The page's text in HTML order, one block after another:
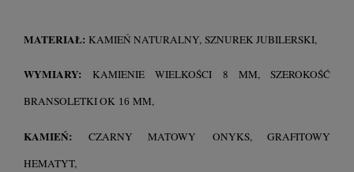
MATERIAŁ: KAMIEŃ NATURALNY, SZNUREK JUBILERSKI,
WYMIARY:
KAMIENIE WIELKOŚCI 8 MM, SZEROKOŚĆ
BRANSOLETKI OK 16 MM,
KAMIEŃ: CZARNY MATOWY ONYKS, GRAFITOWY
HEMATYT,